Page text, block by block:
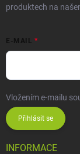
produktech na
E-MAIL
Vložením e-mailu
Přihlásit se
INFORMACE